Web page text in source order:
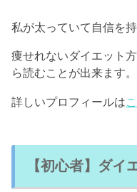
私が太っていて自信を
痩せれないダイエット
ら読むことが出来ます。
詳しいプロフィールは
【初心者】ダイ